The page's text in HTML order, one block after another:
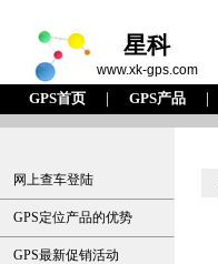
星科
www.xk-gps.com
GPS首页 ｜ GPS产品 ｜
网上查车登陆
GPS定位产品的优势
GPS最新促销活动